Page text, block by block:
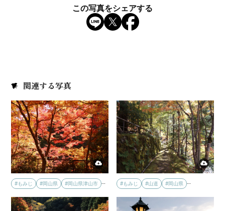
この写真をシェアする
関連する写真
#もみじ #岡山県 #岡山県津山市 … #もみじ #山道 #岡山県 …